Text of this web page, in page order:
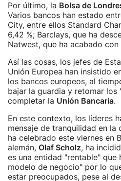
Por último, la Bolsa de
Varios bancos han estado
City, entre ellos Standard
6,42 %; Barclays, que ha
Natwest, que ha acabado con
Así las cosas, los jefes de
Unión Europea han insistido
los bancos europeos, al
bajar la guardia y retomar los
completar la Unión Bancaria.
En este contexto, los líderes
mensaje de tranquilidad en la
ha celebrado este viernes en
alemán, Olaf Scholz, ha
es una entidad "rentable" que
modelo de negocio" por lo
estar preocupados, pese al